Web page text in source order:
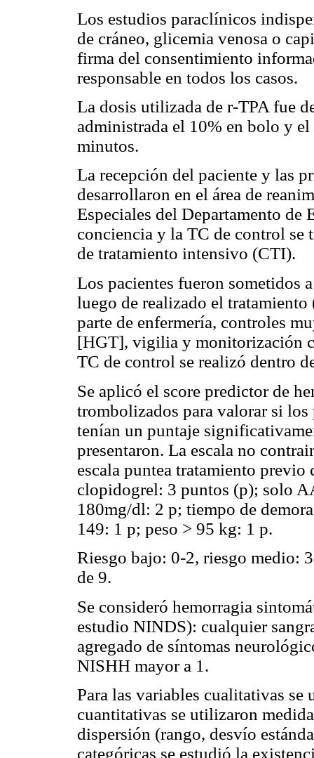
Los estudios paraclínicos
de cráneo, glicemia venosa o
firma del consentimiento
responsable en todos los casos.
La dosis utilizada de r-TPA fue
administrada el 10% en bolo y
minutos.
La recepción del paciente y las
desarrollaron en el área de
Especiales del Departamento de
conciencia y la TC de control se
de tratamiento intensivo (CTI).
Los pacientes fueron sometidos
luego de realizado el tratamiento
parte de enfermería, controles
[HGT], vigilia y monitorización
TC de control se realizó dentro
Se aplicó el score predictor de
trombolizados para valorar si
tenían un puntaje
presentaron. La escala no
escala puntea tratamiento
clopidogrel: 3 puntos (p); solo
180mg/dl: 2 p; tiempo de
149: 1 p; peso > 95 kg: 1 p.
Riesgo bajo: 0-2, riesgo medio:
de 9.
Se consideró hemorragia
estudio NINDS): cualquier
agregado de síntomas
NISHH mayor a 1.
Para las variables cualitativas
cuantitativas se utilizaron
dispersión (rango, desvío
categóricas se estudió la